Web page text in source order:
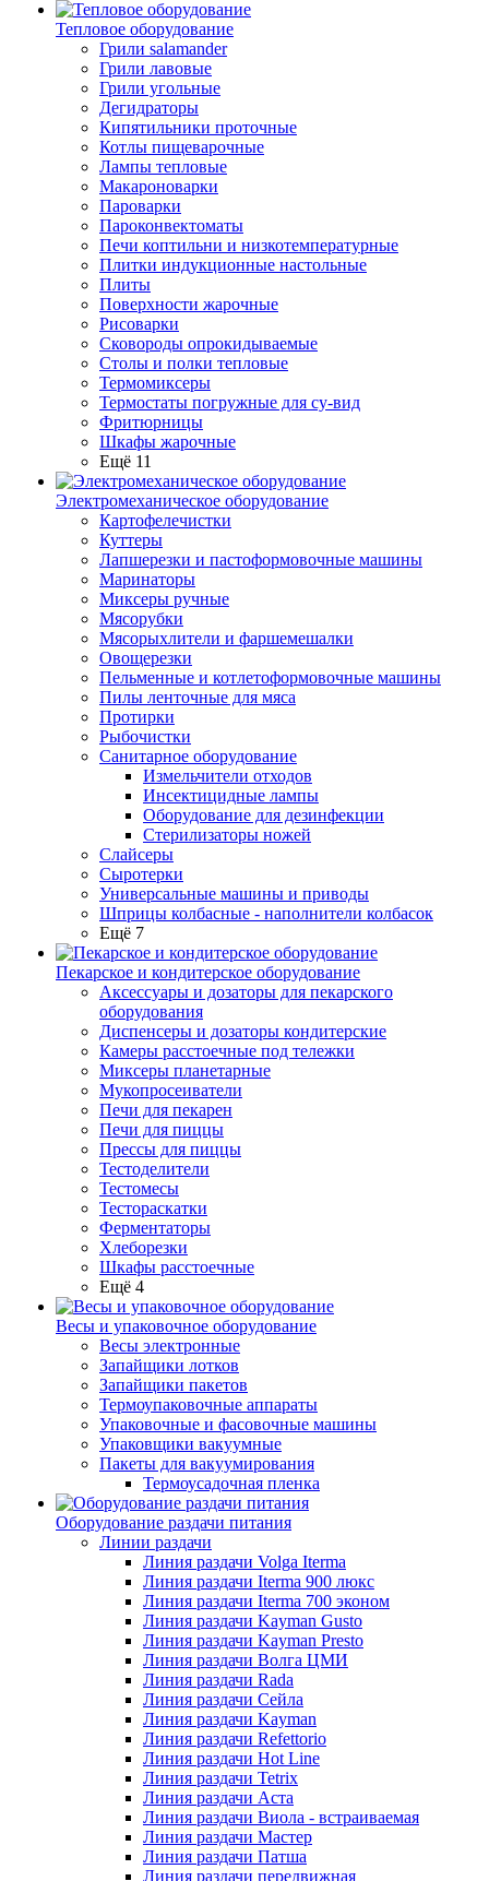
Тепловое оборудование
Грили salamander
Грили лавовые
Грили угольные
Дегидраторы
Кипятильники проточные
Котлы пищеварочные
Лампы тепловые
Макароноварки
Пароварки
Пароконвектоматы
Печи коптильни и низкотемпературные
Плитки индукционные настольные
Плиты
Поверхности жарочные
Рисоварки
Сковороды опрокидываемые
Столы и полки тепловые
Термомиксеры
Термостаты погружные для су-вид
Фритюрницы
Шкафы жарочные
Ещё 11
Электромеханическое оборудование
Картофелечистки
Куттеры
Лапшерезки и пастоформовочные машины
Маринаторы
Миксеры ручные
Мясорубки
Мясорыхлители и фаршемешалки
Овощерезки
Пельменные и котлетоформовочные машины
Пилы ленточные для мяса
Протирки
Рыбочистки
Санитарное оборудование
Измельчители отходов
Инсектицидные лампы
Оборудование для дезинфекции
Стерилизаторы ножей
Слайсеры
Сыротерки
Универсальные машины и приводы
Шприцы колбасные - наполнители колбасок
Ещё 7
Пекарское и кондитерское оборудование
Аксессуары и дозаторы для пекарского
оборудования
Диспенсеры и дозаторы кондитерские
Камеры расстоечные под тележки
Миксеры планетарные
Мукопросеиватели
Печи для пекарен
Печи для пиццы
Прессы для пиццы
Тестоделители
Тестомесы
Тестораскатки
Ферментаторы
Хлеборезки
Шкафы расстоечные
Ещё 4
Весы и упаковочное оборудование
Весы электронные
Запайщики лотков
Запайщики пакетов
Термоупаковочные аппараты
Упаковочные и фасовочные машины
Упаковщики вакуумные
Пакеты для вакуумирования
Термоусадочная пленка
Оборудование раздачи питания
Линии раздачи
Линия раздачи Volga Iterma
Линия раздачи Iterma 900 люкс
Линия раздачи Iterma 700 эконом
Линия раздачи Kayman Gusto
Линия раздачи Kayman Presto
Линия раздачи Волга ЦМИ
Линия раздачи Rada
Линия раздачи Сейла
Линия раздачи Kayman
Линия раздачи Refettorio
Линия раздачи Hot Line
Линия раздачи Tetrix
Линия раздачи Аста
Линия раздачи Виола - встраиваемая
Линия раздачи Мастер
Линия раздачи Патша
Линия раздачи передвижная